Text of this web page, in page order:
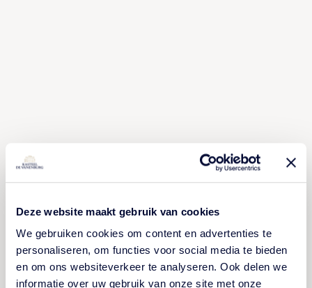
Deze website maakt gebruik van cookies
We gebruiken cookies om content en advertenties te
personaliseren, om functies voor social media te bieden
en om ons websiteverkeer te analyseren. Ook delen we
informatie over uw gebruik van onze site met onze
Meer historiefoto's